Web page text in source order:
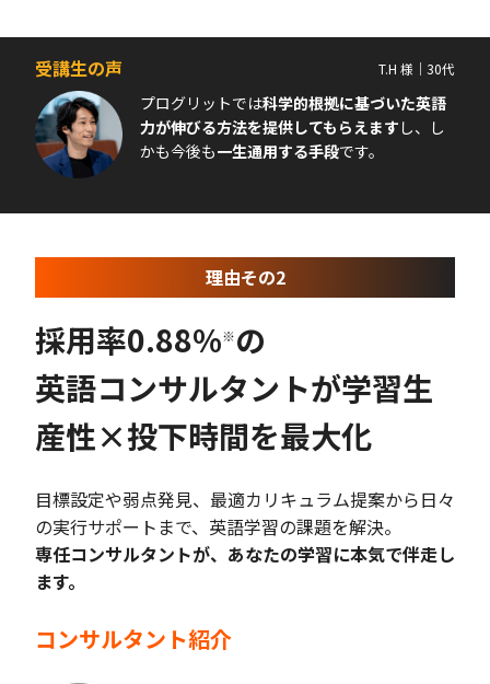
受講生の声 T.H 様｜30代
プログリットでは科学的根拠に基づいた英語
力が伸びる方法を提供してもらえます し、し
かも今後も一生通用する手段です。
理由その2
採用率0.88%※の
英語コンサルタントが学習生
産性×投下時間を最大化
目標設定や弱点発見、最適カリキュラム提案から日々
の実行サポートまで、英語学習の課題を解決。
専任コンサルタントが、あなたの学習に本気で伴走し
ます。
コンサルタント紹介